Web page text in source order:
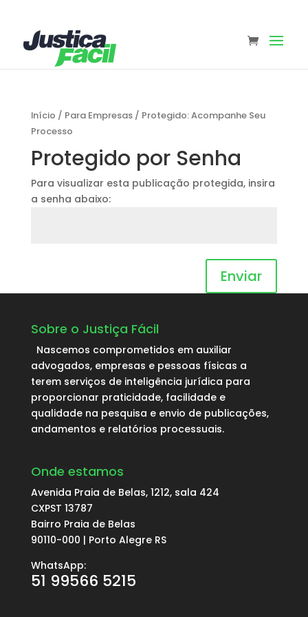
Início / Para Empresas/ Protegido: Acompanhe Seu
Processo
Protegido por Senha
Para visualizar esta publicação protegida, insira
a senha abaixo:
Enviar
Sobre o Justiça Fácil
Nascemos comprometidos em auxiliar
advogados, empresas e pessoas físicas a
terem serviços de inteligência jurídica para
proporcionar praticidade, facilidade e
qualidade na pesquisa e envio de publicações,
andamentos e relatórios processuais.
Onde estamos
Avenida Praia de Belas, 1212, sala 424
CXPST 13787
Bairro Praia de Belas
90110-000 | Porto Alegre RS
WhatsApp:
51 99566 5215